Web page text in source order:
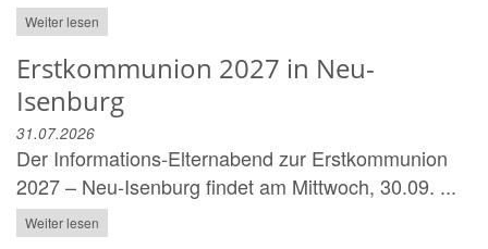
Weiter lesen
Erstkommunion 2027 in Neu-
Isenburg
31.07.2026
Der Informations-Elternabend zur Erstkommunion
2027 – Neu-Isenburg findet am Mittwoch, 30.09. ...
Weiter lesen